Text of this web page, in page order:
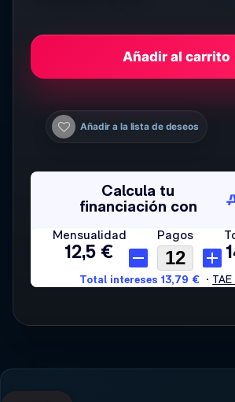
Añadir al carrito
Añadir a la lista de deseos